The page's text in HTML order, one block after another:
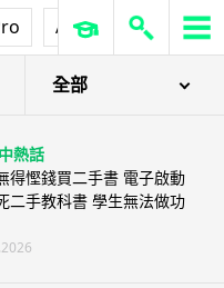
AirPods Pro 3
全部
熱話
得慳錢買二手書 電子啟動
二手教科書 學生無法做功